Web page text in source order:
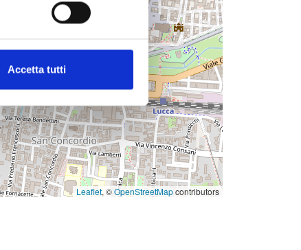
Accetta tutti
Leaflet, ©OpenStreetMapcontributors